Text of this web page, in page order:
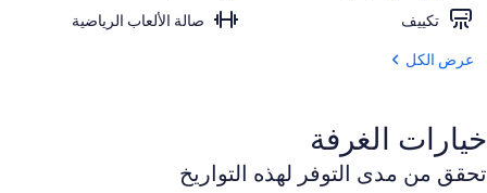
تكييف
صالة الألعاب الرياضية
عرض الكل
خيارات الغرفة
تحقق من مدى التوفر لهذه التواريخ